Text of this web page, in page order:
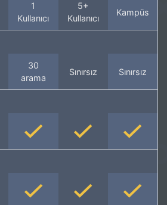
1
Kullanıcı
5+
Kullanıcı
Kampüs
30
arama
Sınırsız Sınırsız